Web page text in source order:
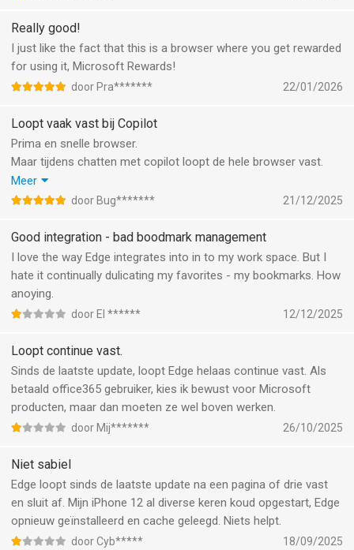
Really good!
I just like the fact that this is a browser where you get rewarded
for using it, Microsoft Rewards!
door Pra******* 22/01/2026
Loopt vaak vast bij Copilot
Prima en snelle browser.
Maar tijdens chatten met copilot loopt de hele browser vast.
Vaak door te sluiten en opnieuw opstarten is de enige manier.
Én staat standaard op “smart gpt”en wijzigingen naar “snelle
Dit op een iPhone 11
Meer
door Bug******* 21/12/2025
Good integration - bad boodmark management
I love the way Edge integrates into in to my work space. But I
hate it continually dulicating my favorites - my bookmarks. How
anoying.
door El ****** 12/12/2025
Loopt continue vast.
Sinds de laatste update, loopt Edge helaas continue vast. Als
betaald office365 gebruiker, kies ik bewust voor Microsoft
producten, maar dan moeten ze wel boven werken.
door Mij******* 26/10/2025
Niet sabiel
Edge loopt sinds de laatste update na een pagina of drie vast
en sluit af. Mijn iPhone 12 al diverse keren koud opgestart, Edge
opnieuw geïnstalleerd en cache geleegd. Niets helpt.
door Cyb***** 18/09/2025